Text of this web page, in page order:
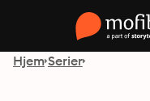
Hjem Serier